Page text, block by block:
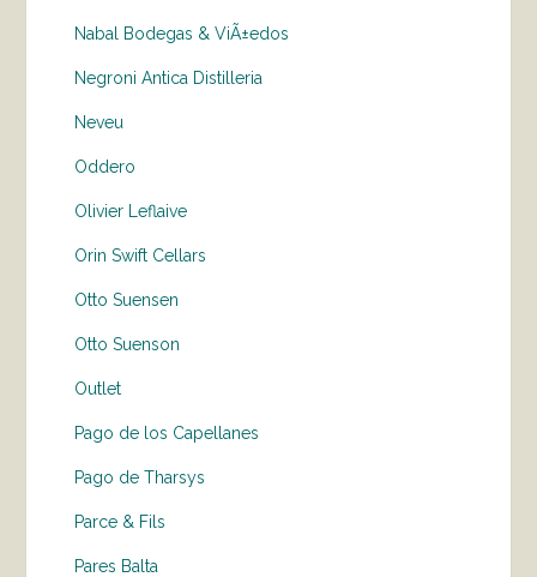
Nabal Bodegas & ViÃ±edos
Negroni Antica Distilleria
Neveu
Oddero
Olivier Leflaive
Orin Swift Cellars
Otto Suensen
Otto Suenson
Outlet
Pago de los Capellanes
Pago de Tharsys
Parce & Fils
Pares Balta